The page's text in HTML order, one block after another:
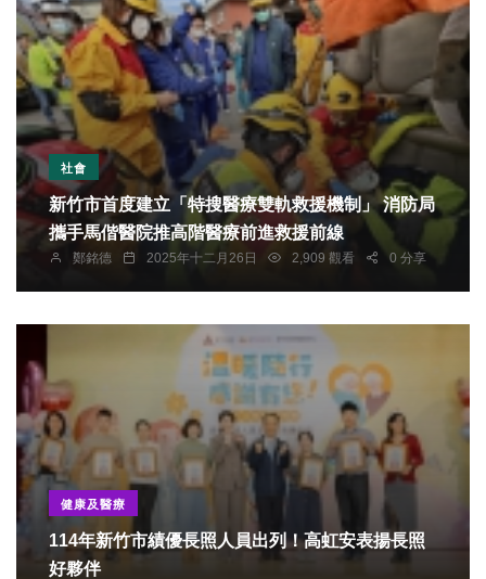
社會
新竹市首度建立「特搜醫療雙軌救援機制」 消防局
攜手馬偕醫院推高階醫療前進救援前線
鄭銘德 2025年十二月26日 2,909 觀看 0 分享
健康及醫療
114年新竹市績優長照人員出列！高虹安表揚長照
好夥伴